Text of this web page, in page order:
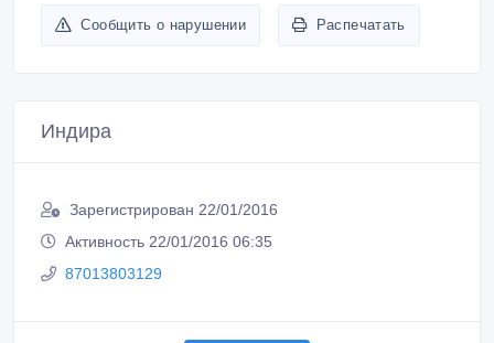
Сообщить о нарушении Распечатать
Индира
Зарегистрирован 22/01/2016
Активность 22/01/2016 06:35
87013803129